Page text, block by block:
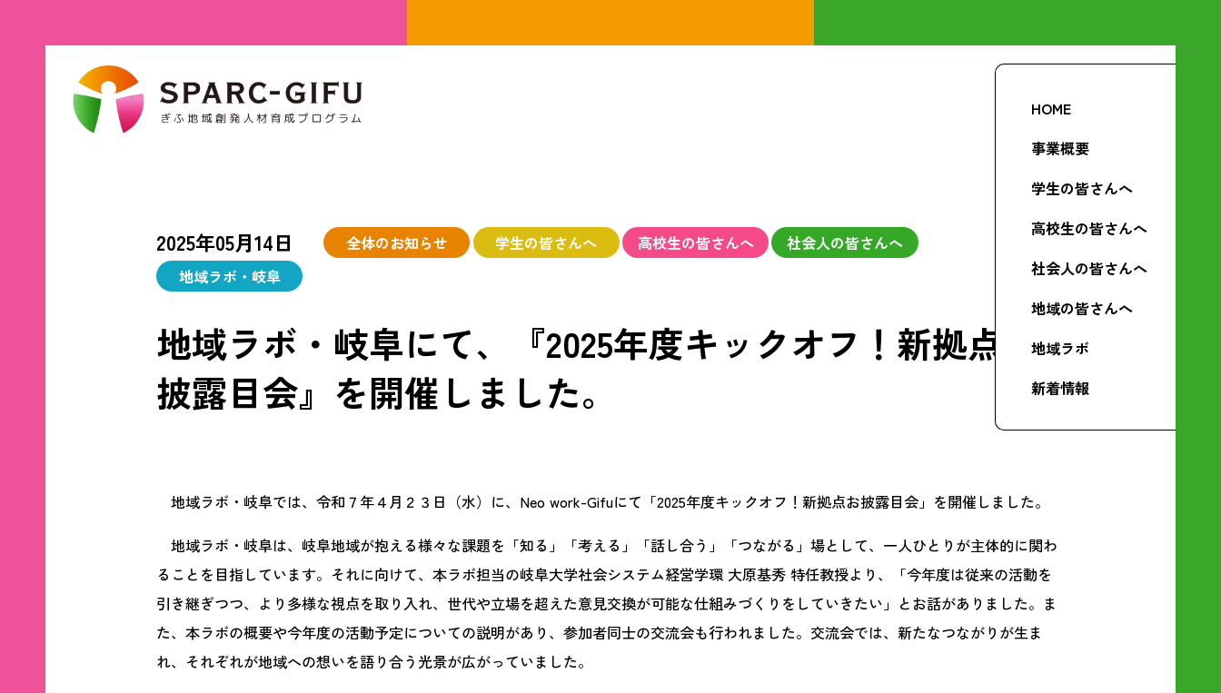
HOME
事業概要
学生の皆さんへ
高校生の皆さんへ
社会人の皆さんへ
地域の皆さんへ
地域ラボ
新着情報
2025年05月14日 全体のお知らせ 学生の皆さんへ 高校生の皆さんへ
社会人の皆さんへ
地域ラボ・岐阜
地域ラボ・岐阜にて、『2025年度キックオフ！新拠点お
披露目会』を開催しました。
地域ラボ・岐阜では、令和７年４月２３日（水）に、Neo work-Gifuにて「2025年度キックオフ！新拠点お披露目会」を開催しました。
地域ラボ・岐阜は、岐阜地域が抱える様々な課題を「知る」「考える」「話し合う」「つながる」場として、一人ひとりが主体的に関わ
ることを目指しています。それに向けて、本ラボ担当の岐阜大学社会システム経営学環 大原基秀 特任教授より、「今年度は従来の活動を
引き継ぎつつ、より多様な視点を取り入れ、世代や立場を超えた意見交換が可能な仕組みづくりをしていきたい」とお話がありました。ま
た、本ラボの概要や今年度の活動予定についての説明があり、参加者同士の交流会も行われました。交流会では、新たなつながりが生ま
れ、それぞれが地域への想いを語り合う光景が広がっていました。